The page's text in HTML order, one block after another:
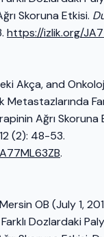
Skoruna Etkisi.
https://izlik.org/
Akça, and
Metastazlarında
Ağrı Skoruna
(2): 48-53.
.
OB (July 1,
Dozlardaki